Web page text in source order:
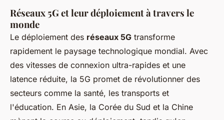
Réseaux 5G et leur déploiement à travers le
monde
Le déploiement des réseaux 5G transforme
rapidement le paysage technologique mondial. Avec
des vitesses de connexion ultra-rapides et une
latence réduite, la 5G promet de révolutionner des
secteurs comme la santé, les transports et
l'éducation. En Asie, la Corée du Sud et la Chine